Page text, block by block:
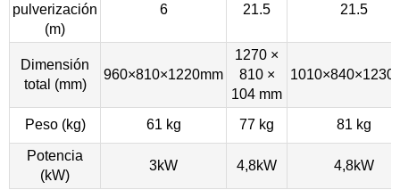
pulverización
(m)
6 21.5 21.5
Dimensión
total (mm)
960×810×1220mm
1270 ×
810 ×
104 mm
Peso (kg) 61 kg 77 kg 81 kg
Potencia
(kW)
3kW 4,8kW 4,8kW